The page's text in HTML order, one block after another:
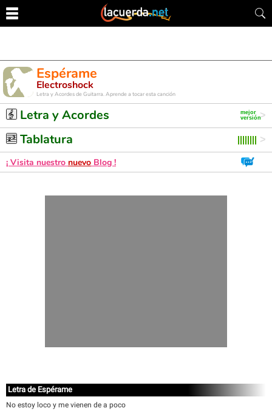
Espérame
Electroshock
Letra y Acordes de Guitarra. Aprende a tocar esta canción
Letra y Acordes
Tablatura
¡ Visita nuestro nuevo Blog !
Letra de Espérame
No estoy loco y me vienen de a poco